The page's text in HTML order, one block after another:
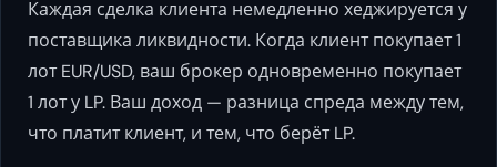
Каждая сделка клиента немедленно хеджируется у
поставщика ликвидности. Когда клиент покупает 1
лот EUR/USD, ваш брокер одновременно покупает
1 лот у LP. Ваш доход — разница спреда между тем,
что платит клиент, и тем, что берёт LP.